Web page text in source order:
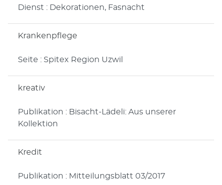
Dienst : Dekorationen, Fasnacht
Krankenpflege
Seite : Spitex Region Uzwil
kreativ
Publikation : Bisacht-Lädeli: Aus unserer
Kollektion
Kredit
Publikation : Mitteilungsblatt 03/2017